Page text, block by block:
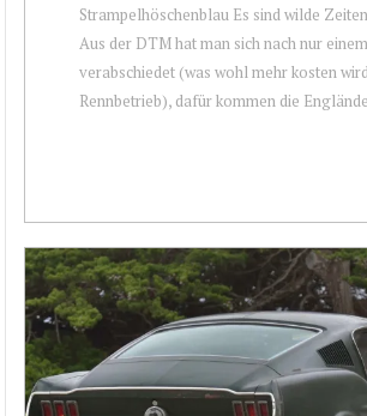
Strampelhöschenblau Es sind wilde
Aus der DTM hat man sich nach nur
verabschiedet (was wohl mehr kosten
Rennbetrieb), dafür kommen die